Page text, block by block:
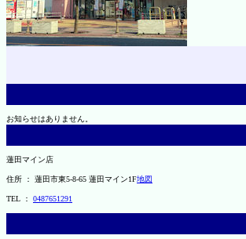
お知らせはありません。
蓮田マイン店
住所 ： 蓮田市東5-8-65 蓮田マイン1F地図
TEL ： 0487651291